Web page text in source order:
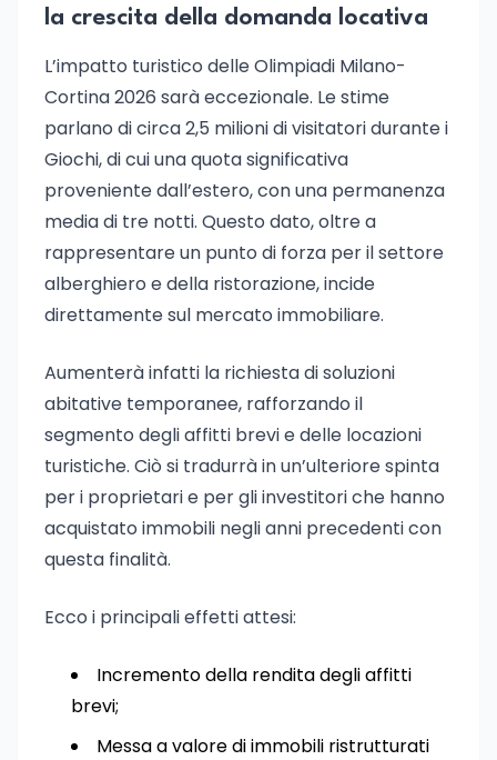
la crescita della domanda locativa
L’impatto turistico delle Olimpiadi Milano-
Cortina 2026 sarà eccezionale. Le stime
parlano di circa 2,5 milioni di visitatori durante i
Giochi, di cui una quota significativa
proveniente dall’estero, con una permanenza
media di tre notti. Questo dato, oltre a
rappresentare un punto di forza per il settore
alberghiero e della ristorazione, incide
direttamente sul mercato immobiliare.
Aumenterà infatti la richiesta di soluzioni
abitative temporanee, rafforzando il
segmento degli affitti brevi e delle locazioni
turistiche. Ciò si tradurrà in un’ulteriore spinta
per i proprietari e per gli investitori che hanno
acquistato immobili negli anni precedenti con
questa finalità.
Ecco i principali effetti attesi:
Incremento della rendita degli affitti
brevi;
Messa a valore di immobili ristrutturati